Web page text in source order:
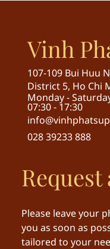
Vinh
107-109 Bui Huu
District 5, Ho Chi
Monday -
07:30 - 17:30
028 39233 888
Request
Please leave your
you as soon as
tailored to your